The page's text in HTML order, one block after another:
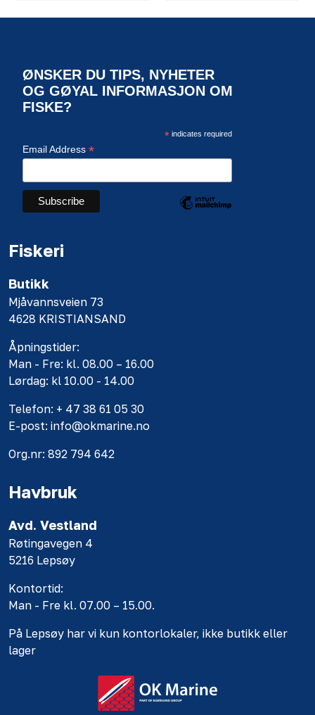
ØNSKER DU TIPS, NYHETER
OG GØYAL INFORMASJON OM
FISKE?
*indicates required
Email Address *
Fiskeri
Butikk
Mjåvannsveien 73
4628 KRISTIANSAND
Åpningstider:
Man - Fre: kl. 08.00 – 16.00
Lørdag: kl 10.00 - 14.00
Telefon: + 47 38 61 05 30
E-post: info@okmarine.no
Org.nr: 892 794 642
Havbruk
Avd. Vestland
Røtingavegen 4
5216 Lepsøy
Kontortid:
Man - Fre kl. 07.00 – 15.00.
På Lepsøy har vi kun kontorlokaler, ikke butikk eller
lager